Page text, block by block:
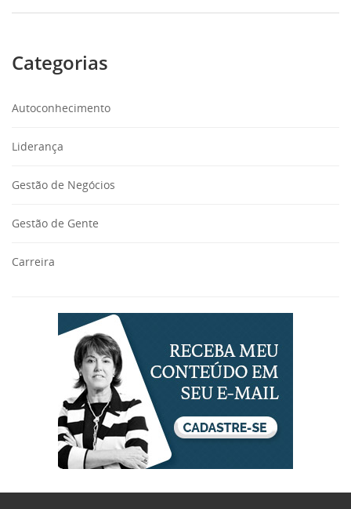
Categorias
Autoconhecimento
Liderança
Gestão de Negócios
Gestão de Gente
Carreira